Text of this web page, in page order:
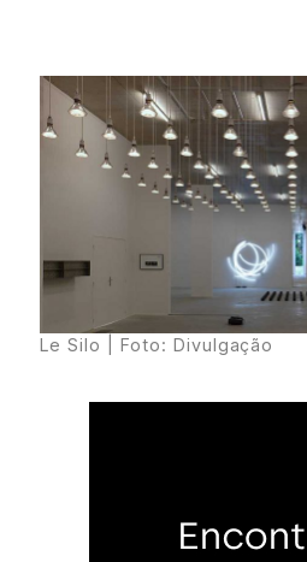
Le Silo | Foto: Divulgação